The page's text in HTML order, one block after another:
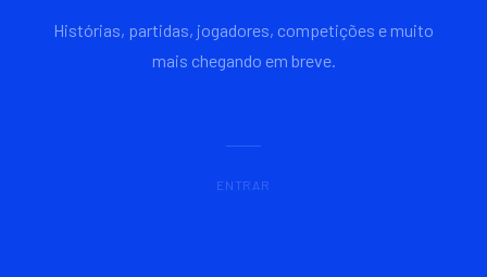
Histórias, partidas, jogadores, competições e muito
mais chegando em breve.
ENTRAR